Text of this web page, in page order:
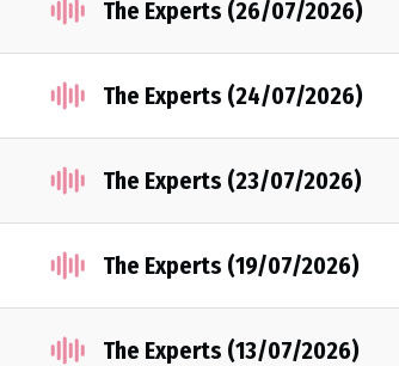
The Experts (26/07/2026)
The Experts (24/07/2026)
The Experts (23/07/2026)
The Experts (19/07/2026)
The Experts (13/07/2026)